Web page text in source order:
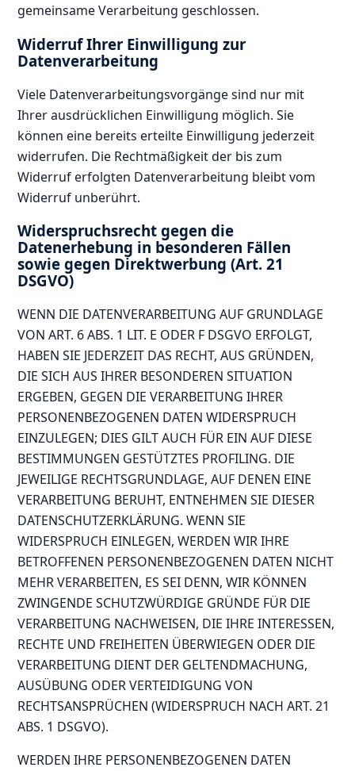
gemeinsame Verarbeitung geschlossen.
Widerruf Ihrer Einwilligung zur
Datenverarbeitung
Viele Datenverarbeitungsvorgänge sind nur mit
Ihrer ausdrücklichen Einwilligung möglich. Sie
können eine bereits erteilte Einwilligung jederzeit
widerrufen. Die Rechtmäßigkeit der bis zum
Widerruf erfolgten Datenverarbeitung bleibt vom
Widerruf unberührt.
Widerspruchsrecht gegen die
Datenerhebung in besonderen Fällen
sowie gegen Direktwerbung (Art. 21
DSGVO)
WENN DIE DATENVERARBEITUNG AUF GRUNDLAGE
VON ART. 6 ABS. 1 LIT. E ODER F DSGVO ERFOLGT,
HABEN SIE JEDERZEIT DAS RECHT, AUS GRÜNDEN,
DIE SICH AUS IHRER BESONDEREN SITUATION
ERGEBEN, GEGEN DIE VERARBEITUNG IHRER
PERSONENBEZOGENEN DATEN WIDERSPRUCH
EINZULEGEN; DIES GILT AUCH FÜR EIN AUF DIESE
BESTIMMUNGEN GESTÜTZTES PROFILING. DIE
JEWEILIGE RECHTSGRUNDLAGE, AUF DENEN EINE
VERARBEITUNG BERUHT, ENTNEHMEN SIE DIESER
DATENSCHUTZERKLÄRUNG. WENN SIE
WIDERSPRUCH EINLEGEN, WERDEN WIR IHRE
BETROFFENEN PERSONENBEZOGENEN DATEN NICHT
MEHR VERARBEITEN, ES SEI DENN, WIR KÖNNEN
ZWINGENDE SCHUTZWÜRDIGE GRÜNDE FÜR DIE
VERARBEITUNG NACHWEISEN, DIE IHRE INTERESSEN,
RECHTE UND FREIHEITEN ÜBERWIEGEN ODER DIE
VERARBEITUNG DIENT DER GELTENDMACHUNG,
AUSÜBUNG ODER VERTEIDIGUNG VON
RECHTSANSPRÜCHEN (WIDERSPRUCH NACH ART. 21
ABS. 1 DSGVO).
WERDEN IHRE PERSONENBEZOGENEN DATEN